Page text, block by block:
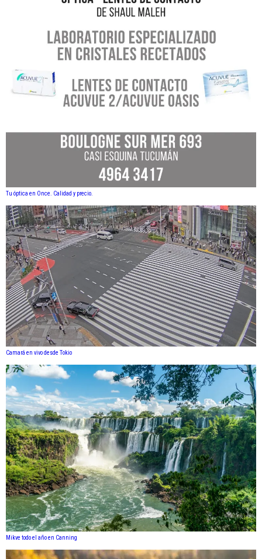
Tu óptica en Once. Calidad y precio.
Camará en vivo desde Tokio
Mikve todo el año en Canning